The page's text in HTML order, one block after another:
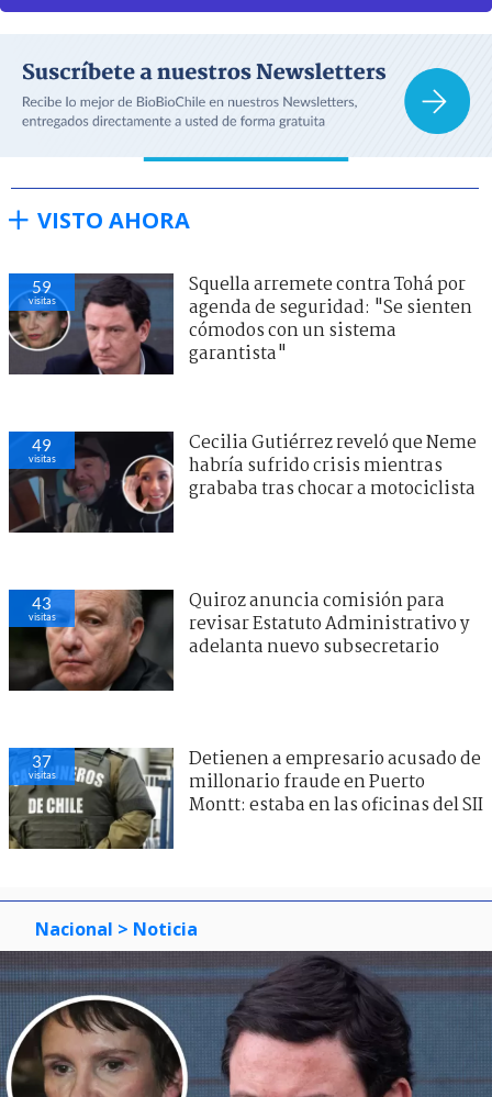
VISTO AHORA
59
visitas
Squella arremete contra Tohá por
agenda de seguridad: "Se sienten
cómodos con un sistema
garantista"
49
visitas
Cecilia Gutiérrez reveló que Neme
habría sufrido crisis mientras
grababa tras chocar a motociclista
43
visitas
Quiroz anuncia comisión para
revisar Estatuto Administrativo y
adelanta nuevo subsecretario
37
visitas
Detienen a empresario acusado de
millonario fraude en Puerto
Montt: estaba en las oficinas del SII
Nacional > Noticia